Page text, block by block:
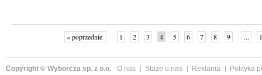
« poprzednie 1 2 3 4 5 6 7 8 9 ...
Copyright © Wyborcza sp. z o.o. O nas Staże u nas Reklama
Polityka